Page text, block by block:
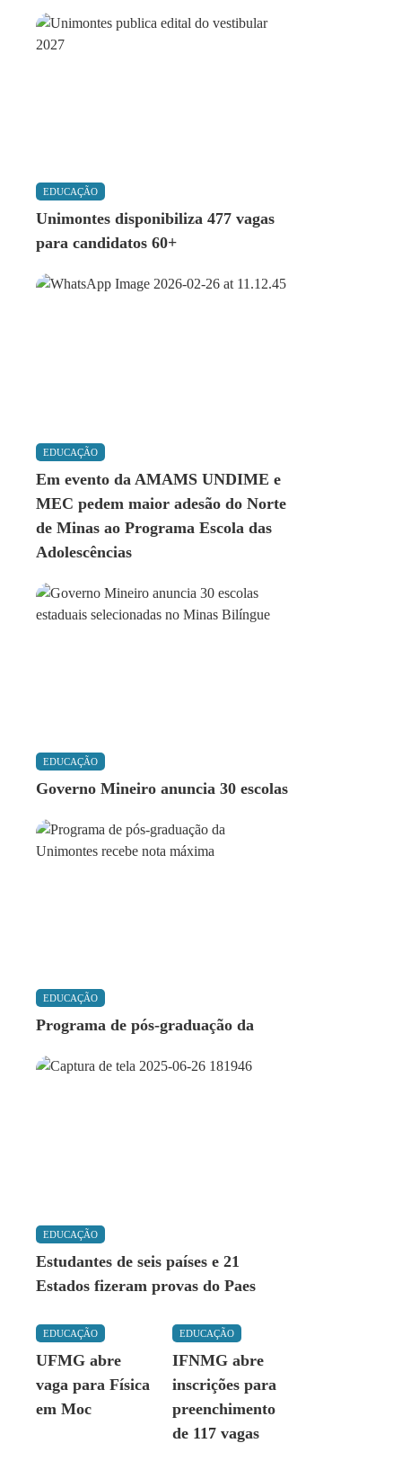
EDUCAÇÃO
Unimontes disponibiliza 477 vagas
para candidatos 60+
EDUCAÇÃO
Em evento da AMAMS UNDIME e
MEC pedem maior adesão do Norte
de Minas ao Programa Escola das
Adolescências
EDUCAÇÃO
Governo Mineiro anuncia 30 escolas
EDUCAÇÃO
Programa de pós-graduação da
EDUCAÇÃO
Estudantes de seis países e 21
Estados fizeram provas do Paes
EDUCAÇÃO
UFMG abre
vaga para Física
em Moc
EDUCAÇÃO
IFNMG abre
inscrições para
preenchimento
de 117 vagas